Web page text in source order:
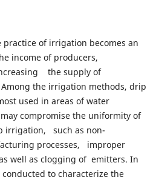
of irrigation becomes an
income of producers,
the supply of
the irrigation methods, drip
used in areas of water
compromise the uniformity of
irrigation, such as non-
processes, improper
well as clogging of emitters. In
to characterize the